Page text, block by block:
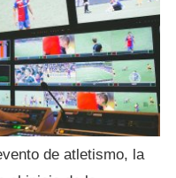
de atletismo, la